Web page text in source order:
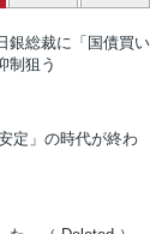
銀総裁に「国債買い
制狙う
安定」の時代が終わ